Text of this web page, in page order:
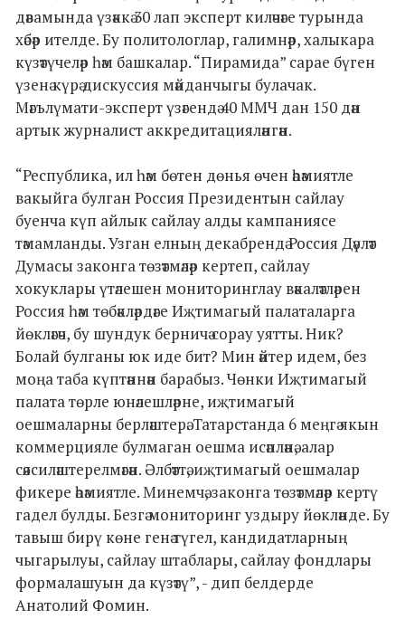
дәвамында үзәккә 30 лап эксперт киләчәге турында
хәбәр ителде. Бу политологлар, галимнәр, халыкара
күзәтүчеләр һәм башкалар. “Пирамида” сарае бүген
үзенә күрә дискуссия мәйданчыгы булачак.
Мәгълүмати-эксперт үзәгендә 40 ММЧ дан 150 дән
артык журналист аккредитацияләнгән.
“Республика, ил һәм бөтен дөнья өчен әһәмиятле
вакыйга булган Россия Президентын сайлау
буенча күп айлык сайлау алды кампаниясе
тәмамланды. Узган елның декабрендә Россия Дәүләт
Думасы законга төзәтмәләр кертеп, сайлау
хокуклары үтәлешен мониторинглау вәкаләтләрен
Россия һәм төбәкләрдәге Иҗтимагый палаталарга
йөкләгәч, бу шундук берничә сорау уятты. Ник?
Болай булганы юк иде бит? Мин әйтер идем, без
моңа таба күптәннән барабыз. Чөнки Иҗтимагый
палата төрле юнәлешләрне, иҗтимагый
оешмаларны берләштерә. Татарстанда 6 меңгә якын
коммерцияле булмаган оешма исәпләнә, алар
сәясиләштерелмәгән. Әлбәттә, иҗтимагый оешмалар
фикере әһәмиятле. Минемчә, законга төзәтмәләр кертү
гадел булды. Безгә мониторинг уздыру йөкләнде. Бу
тавыш бирү көне генә түгел, кандидатларның
чыгарылуы, сайлау штаблары, сайлау фондлары
формалашуын да күзәтү”, - дип белдерде
Анатолий Фомин.